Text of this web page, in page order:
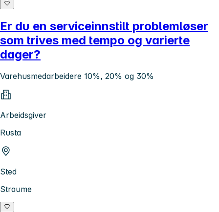
Er du en serviceinnstilt problemløser
som trives med tempo og varierte
dager?
Varehusmedarbeidere 10%, 20% og 30%
Arbeidsgiver
Rusta
Sted
Straume